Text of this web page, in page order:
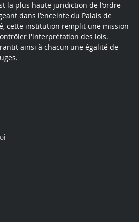
la plus haute juridiction de l’ordre
dans l’enceinte du Palais de
cette institution remplit une mission
l'interprétation des lois.
ainsi à chacun une égalité de